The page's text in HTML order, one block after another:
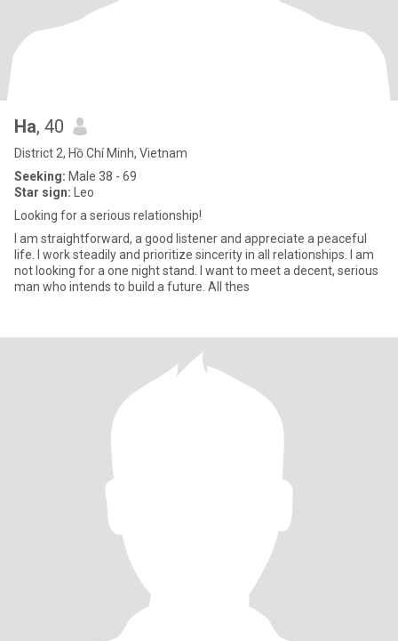
Ha, 40
District 2, Hồ Chí Minh, Vietnam
Seeking: Male 38 - 69
Star sign: Leo
Looking for a serious relationship!
I am straightforward, a good listener and appreciate a peaceful
life. I work steadily and prioritize sincerity in all relationships. I am
not looking for a one night stand. I want to meet a decent, serious
man who intends to build a future. All thes